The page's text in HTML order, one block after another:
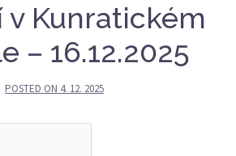
v Kunratickém
– 16.12.2025
POSTED ON 4. 12. 2025